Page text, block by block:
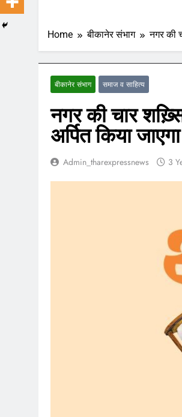
Home बीकानेर संभाग नगर की
बीकानेर संभाग समाज व साहित्य
नगर की चार
अर्पित किया जाएगा
Admin_tharexpressnews 3